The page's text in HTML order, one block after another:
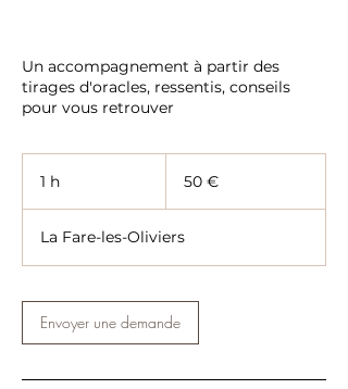
Un accompagnement à partir des
tirages d'oracles, ressentis, conseils
pour vous retrouver
1 h 50 €
La Fare-les-Oliviers
Envoyer une demande